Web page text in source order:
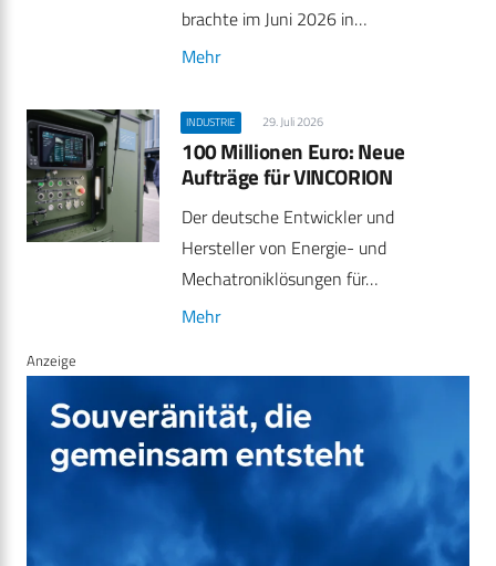
brachte im Juni 2026 in…
Mehr
INDUSTRIE 29. Juli 2026
100 Millionen Euro: Neue
Aufträge für VINCORION
Der deutsche Entwickler und
Hersteller von Energie- und
Mechatroniklösungen für…
Mehr
Anzeige